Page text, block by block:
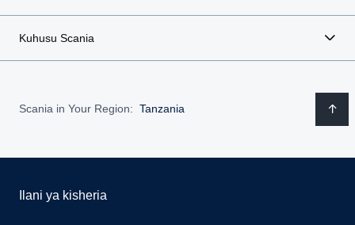
Kuhusu Scania
Scania in Your Region: Tanzania
Ilani ya kisheria